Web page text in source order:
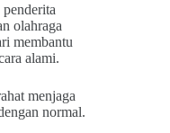
olahraga
membantu
alami.
menjaga
normal.